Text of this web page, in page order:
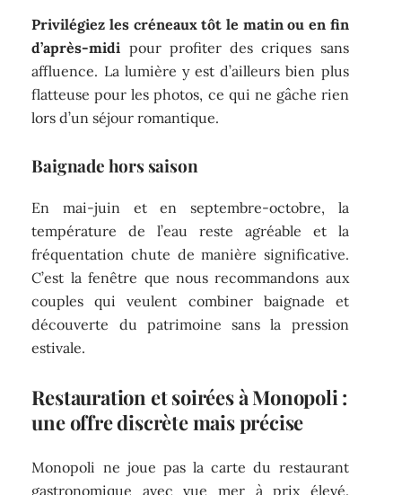
Privilégiez les créneaux tôt le matin ou en fin
d’après-midi pour profiter des criques sans
affluence. La lumière y est d’ailleurs bien plus
flatteuse pour les photos, ce qui ne gâche rien
lors d’un séjour romantique.
Baignade hors saison
En mai-juin et en septembre-octobre, la
température de l’eau reste agréable et la
fréquentation chute de manière significative.
C’est la fenêtre que nous recommandons aux
couples qui veulent combiner baignade et
découverte du patrimoine sans la pression
estivale.
Restauration et soirées à Monopoli :
une offre discrète mais précise
Monopoli ne joue pas la carte du restaurant
gastronomique avec vue mer à prix élevé.